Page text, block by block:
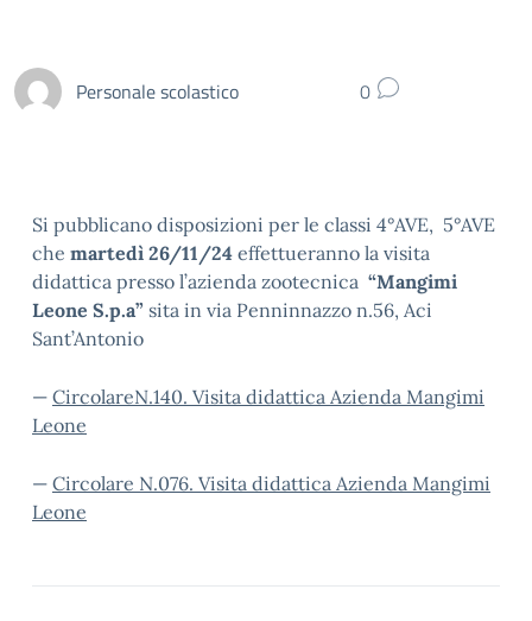
Personale scolastico 0
Si pubblicano disposizioni per le classi 4°AVE, 5°AVE
che martedì 26/11/24 effettueranno la visita
didattica presso l’azienda zootecnica “Mangimi
Leone S.p.a” sita in via Penninnazzo n.56, Aci
Sant’Antonio
— CircolareN.140. Visita didattica Azienda Mangimi
Leone
— Circolare N.076. Visita didattica Azienda Mangimi
Leone